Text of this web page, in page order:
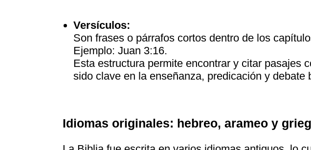
Versículos:
Son frases o párrafos cortos dentro de los
Ejemplo: Juan 3:16.
Esta estructura permite encontrar y citar pasajes
sido clave en la enseñanza, predicación y debate
Idiomas originales: hebreo, arameo y